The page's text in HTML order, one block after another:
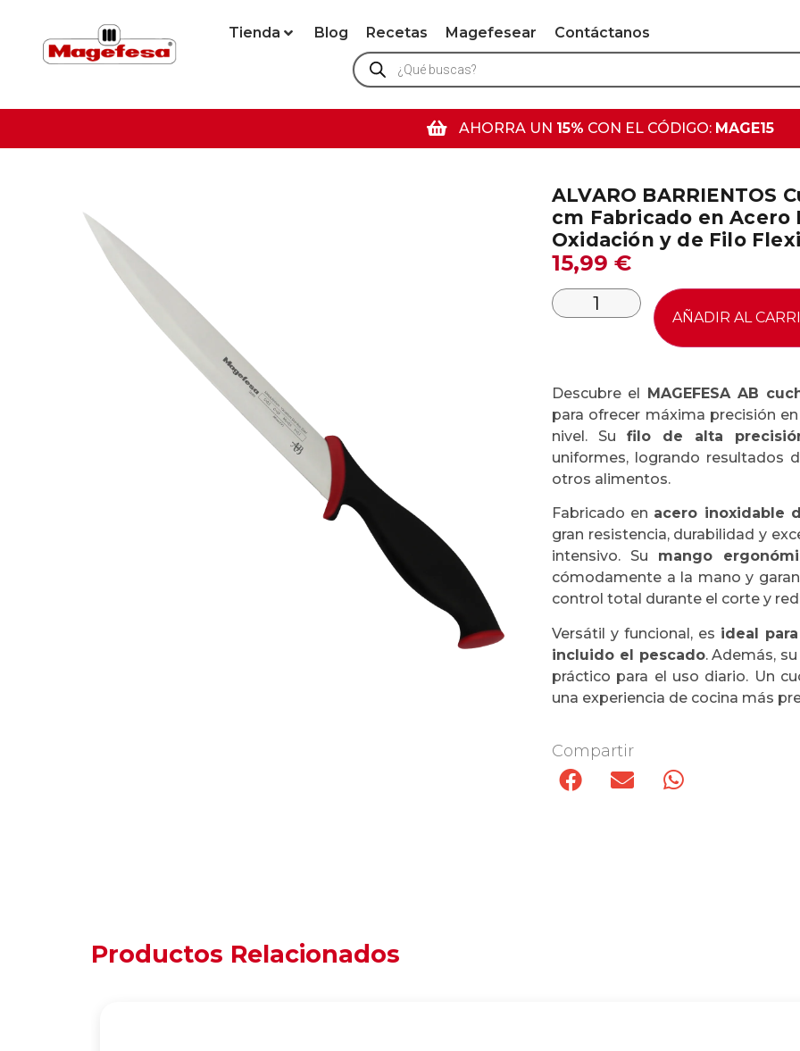
Tienda Blog Recetas Magefesear Contáctanos
AHORRA UN 15% CON EL CÓDIGO: MAGE15
ALVARO BARRIENTOS
cm Fabricado en Acero
Oxidación y de Filo
15,99 €
AÑADIR AL
Descubre el MAGEFESA AB
para ofrecer máxima precisión
nivel. Su filo de alta
uniformes, logrando resultados
otros alimentos.
Fabricado en acero inoxidable
gran resistencia, durabilidad y
intensivo. Su mango
cómodamente a la mano y
control total durante el corte y
Versátil y funcional, es ideal
incluido el pescado. Además,
práctico para el uso diario. Un
una experiencia de cocina más
Compartir
Productos Relacionados